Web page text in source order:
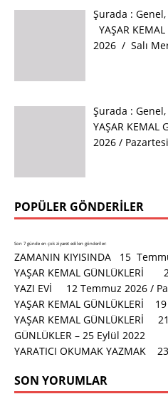
Şurada : Genel,
YAŞAR
2026 / Salı
Şurada : Genel,
YAŞAR
2026 /
POPÜLER GÖNDERILER
Son 7 günde en çok ziyaret edilen gönderiler:
ZAMANIN KIYISINDA 15
YAŞAR KEMAL GÜNLÜKLERİ
YAZI EVİ 12 Temmuz 2026 /
YAŞAR KEMAL GÜNLÜKLERİ
YAŞAR KEMAL GÜNLÜKLERİ
GÜNLÜKLER – 25 Eylül 2022
YARATICI OKUMAK YAZMAK
SON YORUMLAR